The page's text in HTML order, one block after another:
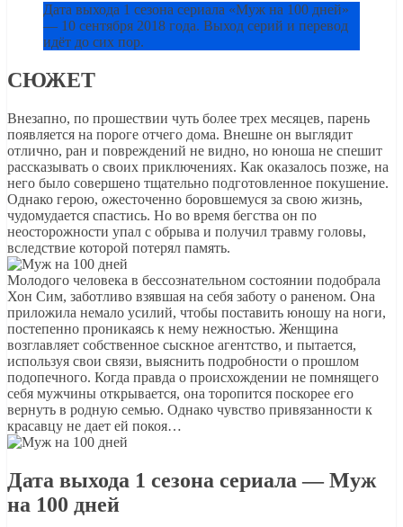
Дата выхода 1 сезона сериала «Муж на 100 дней»
— 10 сентября 2018 года. Выход серий и перевод
идёт до сих пор.
СЮЖЕТ
Внезапно, по прошествии чуть более трех месяцев, парень
появляется на пороге отчего дома. Внешне он выглядит
отлично, ран и повреждений не видно, но юноша не спешит
рассказывать о своих приключениях. Как оказалось позже, на
него было совершено тщательно подготовленное покушение.
Однако герою, ожесточенно боровшемуся за свою жизнь,
чудомудается спастись. Но во время бегства он по
неосторожности упал с обрыва и получил травму головы,
вследствие которой потерял память.
Молодого человека в бессознательном состоянии подобрала
Хон Сим, заботливо взявшая на себя заботу о раненом. Она
приложила немало усилий, чтобы поставить юношу на ноги,
постепенно проникаясь к нему нежностью. Женщина
возглавляет собственное сыскное агентство, и пытается,
используя свои связи, выяснить подробности о прошлом
подопечного. Когда правда о происхождении не помнящего
себя мужчины открывается, она торопится поскорее его
вернуть в родную семью. Однако чувство привязанности к
красавцу не дает ей покоя…
Дата выхода 1 сезона сериала — Муж
на 100 дней